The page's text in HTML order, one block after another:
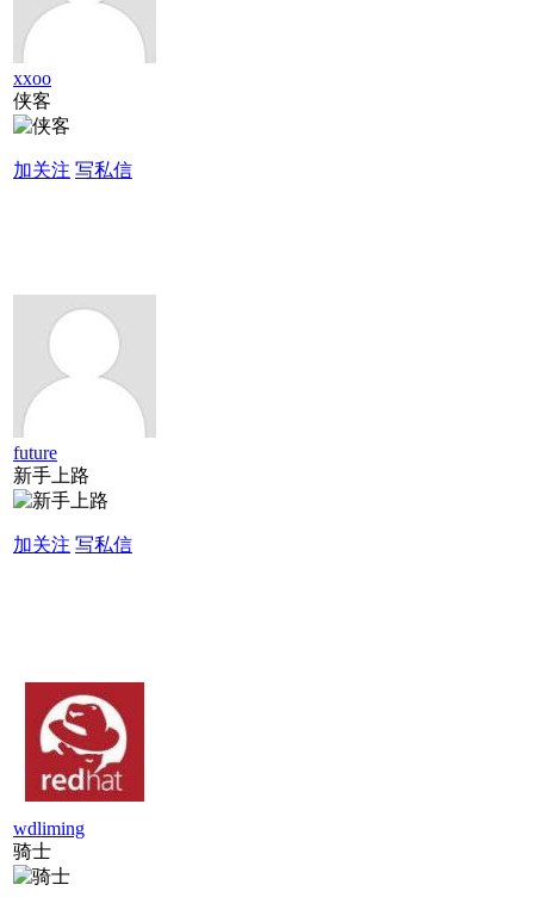
xxoo
侠客
加关注 写私信
future
新手上路
加关注 写私信
wdliming
骑士